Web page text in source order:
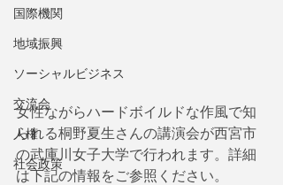
国際機関
地域振興
ソーシャルビジネス
交流会
人権
社会政策
女性ながらハードボイルドな作風で知
られる桐野夏生さんの講演会が西宮市
の武庫川女子大学で行われます。詳細
は下記の情報をご参照ください。